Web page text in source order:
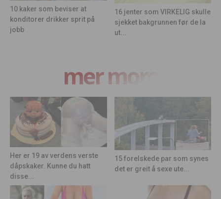
10 kaker som beviser at
konditorer drikker sprit på
jobb
16 jenter som VIRKELIG skulle
sjekket bakgrunnen før de la
ut...
mer moro
Her er 19 av verdens verste
dåpskaker. Kunne du hatt
disse...
15 forelskede par som synes
det er greit å sexe ute...